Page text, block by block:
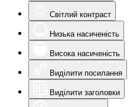
Світлий контраст
Низька насиченість
Висока насиченість
Виділити посилання
Виділити заголовки